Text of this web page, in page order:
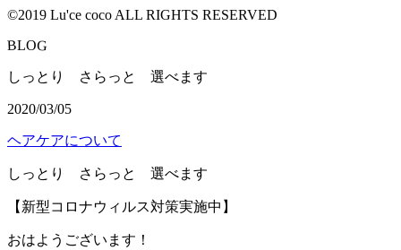
©2019 Lu'ce coco ALL RIGHTS RESERVED
BLOG
しっとり さらっと 選べます
2020/03/05
ヘアケアについて
しっとり さらっと 選べます
【新型コロナウィルス対策実施中】
おはようございます！